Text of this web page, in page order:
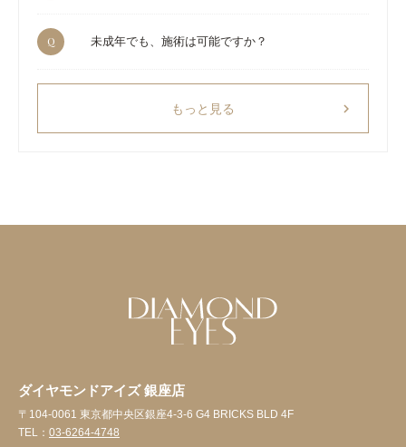
Q 未成年でも、施術は可能ですか？
もっと見る chevron_right
ダイヤモンドアイズ 銀座店
〒104-0061 東京都中央区銀座4-3-6 G4 BRICKS BLD 4F
TEL： 03-6264-4748